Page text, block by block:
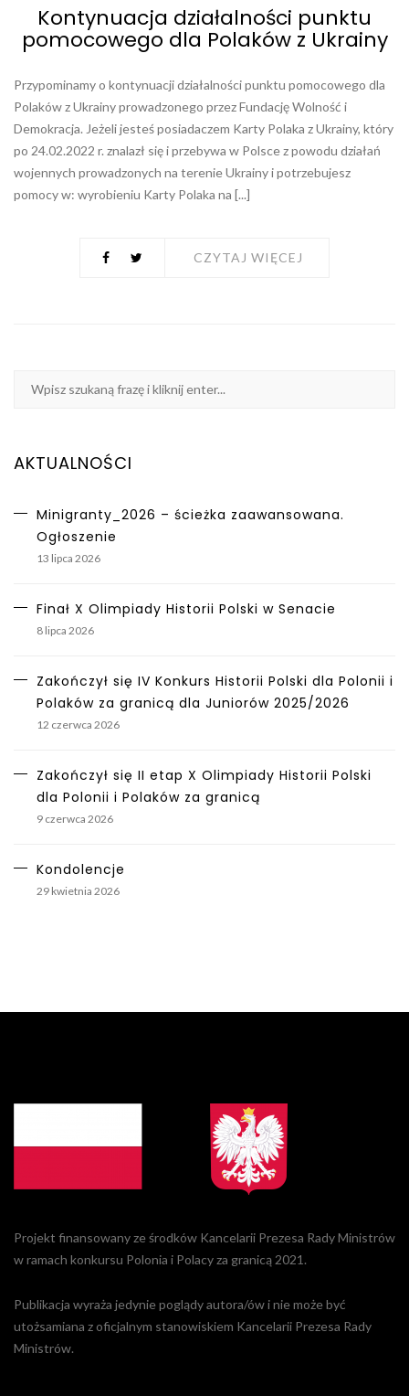
Kontynuacja działalności punktu
pomocowego dla Polaków z Ukrainy
Przypominamy o kontynuacji działalności punktu pomocowego dla
Polaków z Ukrainy prowadzonego przez Fundację Wolność i
Demokracja. Jeżeli jesteś posiadaczem Karty Polaka z Ukrainy, który
po 24.02.2022 r. znalazł się i przebywa w Polsce z powodu działań
wojennych prowadzonych na terenie Ukrainy i potrzebujesz
pomocy w: wyrobieniu Karty Polaka na [...]
CZYTAJ WIĘCEJ
AKTUALNOŚCI
Minigranty_2026 – ścieżka zaawansowana.
Ogłoszenie
13 lipca 2026
Finał X Olimpiady Historii Polski w Senacie
8 lipca 2026
Zakończył się IV Konkurs Historii Polski dla Polonii i
Polaków za granicą dla Juniorów 2025/2026
12 czerwca 2026
Zakończył się II etap X Olimpiady Historii Polski
dla Polonii i Polaków za granicą
9 czerwca 2026
Kondolencje
29 kwietnia 2026
Projekt finansowany ze środków Kancelarii Prezesa Rady Ministrów
w ramach konkursu Polonia i Polacy za granicą 2021.
Publikacja wyraża jedynie poglądy autora/ów i nie może być
utożsamiana z oficjalnym stanowiskiem Kancelarii Prezesa Rady
Ministrów.